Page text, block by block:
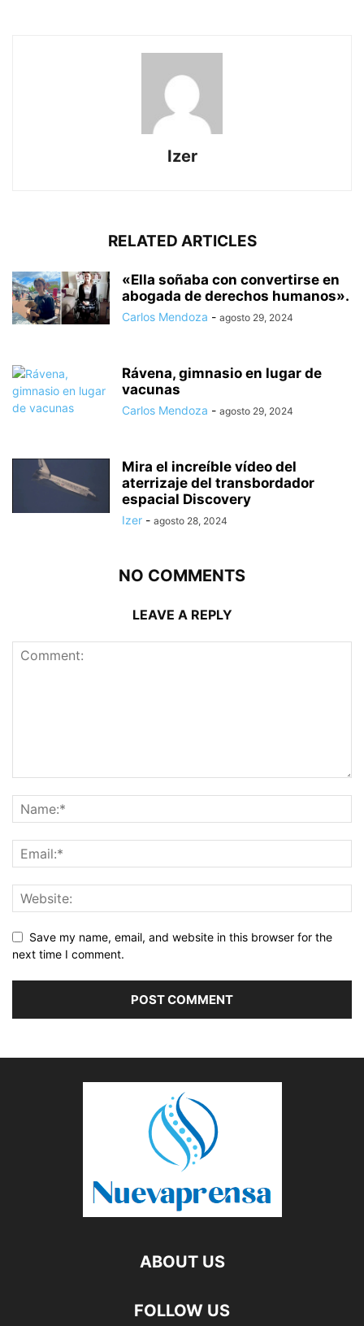
Izer
RELATED ARTICLES
«Ella soñaba con convertirse en
abogada de derechos humanos».
Carlos Mendoza - agosto 29, 2024
Rávena, gimnasio en lugar de
vacunas
Carlos Mendoza - agosto 29, 2024
Mira el increíble vídeo del
aterrizaje del transbordador
espacial Discovery
Izer - agosto 28, 2024
NO COMMENTS
LEAVE A REPLY
Save my name, email, and website in this browser for the
next time I comment.
ABOUT US
FOLLOW US